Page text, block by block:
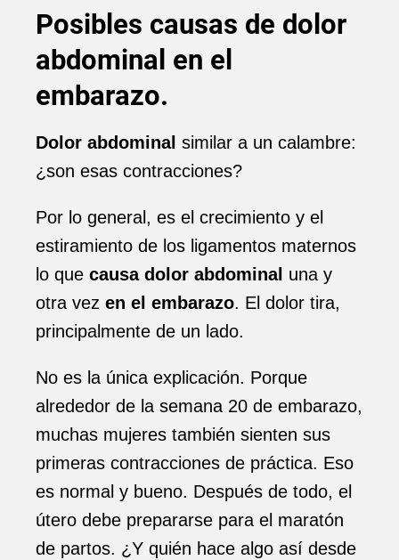
Posibles causas de dolor
abdominal en el
embarazo.
Dolor abdominal similar a un calambre:
¿son esas contracciones?
Por lo general, es el crecimiento y el
estiramiento de los ligamentos maternos
lo que causa dolor abdominal una y
otra vez en el embarazo. El dolor tira,
principalmente de un lado.
No es la única explicación. Porque
alrededor de la semana 20 de embarazo,
muchas mujeres también sienten sus
primeras contracciones de práctica. Eso
es normal y bueno. Después de todo, el
útero debe prepararse para el maratón
de partos. ¿Y quién hace algo así desde